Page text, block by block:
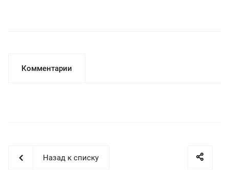
Комментарии
Назад к списку